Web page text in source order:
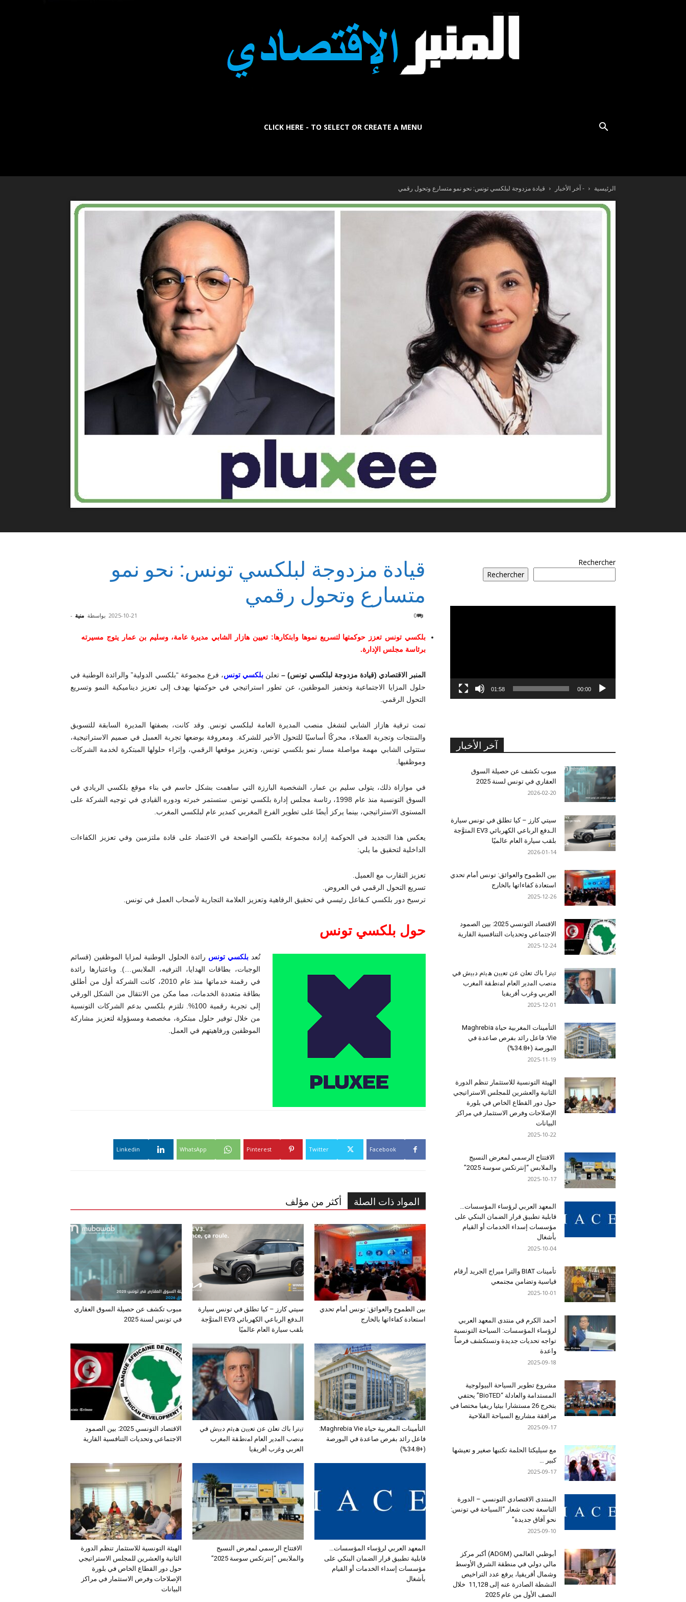
Tribune
CLICK HERE - TO SELECT OR CREATE A MENU
الرئيسية - آخر الأخبار قيادة مزدوجة لبلكسي تونس: نحو نمو متسارع وتحول رقمي
قيادة مزدوجة لبلكسي تونس: نحو نمو
متسارع وتحول رقمي
بواسطة منية - 2025-10-21 0
بلكسي تونس تعزز حوكمتها لتسريع نموها وابتكارها: تعيين هازار الشابي مديرة عامة، وسليم بن عمار يتوج مسيرته
برئاسة مجلس الإدارة.
المنبر الاقتصادي (قيادة مزدوجة لبلكسي تونس) –تعلن بلكسي تونس، فرع مجموعة “بلكسي الدولية” والرائدة الوطنية في
حلول المزايا الاجتماعية وتحفيز الموظفين، عن تطور استراتيجي في حوكمتها يهدف إلى تعزيز ديناميكية النمو وتسريع
التحول الرقمي.
تمت ترقية هازاز الشابي لتشغل منصب المديرة العامة لبلكسي تونس. وقد كانت، بصفتها المديرة السابقة للتسويق
والمنتجات وتجربة العملاء، محركًا أساسيًا للتحول الأخير للشركة. ومعروفة بوضعها تجربة العميل في صميم الاستراتيجية،
ستتولى الشابي مهمة مواصلة مسار نمو بلكسي تونس، وتعزيز موقعها الرقمي، وإثراء حلولها المبتكرة لخدمة الشركات
وموظفيها.
في موازاة ذلك، يتولى سليم بن عمار، الشخصية البارزة التي ساهمت بشكل حاسم في بناء موقع بلكسي الريادي في
السوق التونسية منذ عام 1998، رئاسة مجلس إدارة بلكسي تونس. ستستمر خبرته ودوره القيادي في توجيه الشركة على
المستوى الاستراتيجي، بينما يركز أيضًا على تطوير الفرع المغربي كمدير عام لبلكسي المغرب.
يعكس هذا التجديد في الحوكمة إرادة مجموعة بلكسي الواضحة في الاعتماد على قادة ملتزمين وفي تعزيز الكفاءات
الداخلية لتحقيق ما يلي:
تعزيز التقارب مع العميل.
تسريع التحول الرقمي في العروض.
ترسيخ دور بلكسي كـفاعل رئيسي في تحقيق الرفاهية وتعزيز العلامة التجارية لأصحاب العمل في تونس.
حول بلكسي تونس
تُعدبلكسي تونس رائدة الحلول الوطنية لمزايا الموظفين (قسائم
الوجبات، بطاقات الهدايا، الترفيه، الملابس…). وباعتبارها رائدة
في رقمنة خدماتها منذ عام 2010، كانت الشركة أول من أطلق
بطاقة متعددة الخدمات، مما مكن من الانتقال من الشكل الورقي
إلى تجربة رقمية 100%. تلتزم بلكسي بدعم الشركات التونسية
من خلال توفير حلول مبتكرة، مخصصة ومسؤولة لتعزيز مشاركة
الموظفين ورفاهيتهم في العمل.
Facebook
Twitter
Pinterest
WhatsApp
Linkedin
المواد ذات الصلة أكثر من مؤلف
مبوب تكشف عن حصيلة السوق العقاري
في تونس لسنة 2025
سيتي كارز – كيا تطلق في تونس سيارة
الـدفع الرباعي الكهربائي EV3 المتوَّجة
بلقب سيارة العام عالميًا
بين الطموح والعوائق: تونس أمام تحدي
استعادة كفاءاتها بالخارج
الاقتصاد التونسي 2025: بين الصمود
الاجتماعي وتحديات التنافسية القارية
ﺗﯾﺗرا ﺑﺎك ﺗﻌﻠن ﻋن ﺗﻌﯾﯾن ھﯾﺛم دﺑﯾش ﻓﻲ
ﻣﻧﺻب اﻟﻣدﯾر اﻟﻌﺎم ﻟﻣﻧطﻘﺔ اﻟﻣﻐرب
اﻟﻌرﺑﻲ وﻏرب أﻓرﯾﻘﯾﺎ
التأمينات المغربية حياة Maghrebia Vie:
فاعل رائد بفرص صاعدة في البورصة
(+34.8%)
الهيئة التونسية للاستثمار تنظم الدورة
الثانية والعشرين للمجلس الاستراتيجي
حول دور القطاع الخاص في بلورة
الإصلاحات وفرص الاستثمار في مراكز
البيانات
الافتتاح الرسمي لمعرض النسيج
والملابس “إنترتكس سوسة 2025”
المعهد العربي لرؤساء المؤسسات…
قابلية تطبيق قرار الضمان البنكي على
مؤسسات إسداء الخدمات أو القيام
بأشغال
Rechercher
Rechercher
00:00
01:58
آخر الأخبار
مبوب تكشف عن حصيلة السوق
العقاري في تونس لسنة 2025
2026-02-20
سيتي كارز – كيا تطلق في تونس سيارة
الـدفع الرباعي الكهربائي EV3 المتوَّجة
بلقب سيارة العام عالميًا
2026-01-14
بين الطموح والعوائق: تونس أمام تحدي
استعادة كفاءاتها بالخارج
2025-12-26
الاقتصاد التونسي 2025: بين الصمود
الاجتماعي وتحديات التنافسية القارية
2025-12-24
ﺗﯾﺗرا ﺑﺎك ﺗﻌﻠن ﻋن ﺗﻌﯾﯾن ھﯾﺛم دﺑﯾش ﻓﻲ
ﻣﻧﺻب اﻟﻣدﯾر اﻟﻌﺎم ﻟﻣﻧطﻘﺔ اﻟﻣﻐرب
اﻟﻌرﺑﻲ وﻏرب أﻓرﯾﻘﯾﺎ
2025-12-01
التأمينات المغربية حياة Maghrebia
Vie: فاعل رائد بفرص صاعدة في
البورصة (+34.8%)
2025-11-19
الهيئة التونسية للاستثمار تنظم الدورة
الثانية والعشرين للمجلس الاستراتيجي
حول دور القطاع الخاص في بلورة
الإصلاحات وفرص الاستثمار في مراكز
البيانات
2025-10-22
الافتتاح الرسمي لمعرض النسيج
والملابس “إنترتكس سوسة 2025”
2025-10-17
المعهد العربي لرؤساء المؤسسات…
قابلية تطبيق قرار الضمان البنكي على
مؤسسات إسداء الخدمات أو القيام
بأشغال
2025-10-04
تأمينات BIAT والترا ميراج الجريد أرقام
قياسية وتضامن مجتمعي
2025-10-01
أحمد الكرم في منتدى المعهد العربي
لرؤساء المؤسسات: السياحة التونسية
تواجه تحديات جديدة وتستكشف فرصاً
واعدة
2025-09-18
مشروع تطوير السياحة البيولوجية
المستدامة والعادلة “BioTED” يحتفي
بتخرج 26 مستشارا بيئيا ريفيا مختصا في
مرافقة مشاريع السياحة الفلاحية
2025-09-17
مع سيليكتا الحلمة تكتبها صغير و تعيشها
كبير …
2025-09-17
المنتدى الاقتصادي التونسي – الدورة
التاسعة تحت شعار “السياحة في تونس:
نحو آفاق جديدة”
2025-09-10
أبوظبي العالمي (ADGM) أكبر مركز
مالي دولي في منطقة الشرق الأوسط
وشمال أفريقيا، يرفع عدد التراخيص
النشطة الصادرة عنه إلى 11,128 خلال
النصف الأول من عام 2025